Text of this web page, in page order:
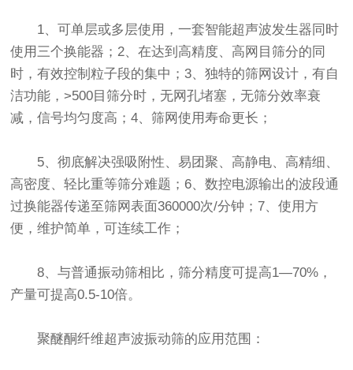
1、可单层或多层使用，一套智能超声波发生器同时
使用三个换能器；2、在达到高精度、高网目筛分的同
时，有效控制粒子段的集中；3、独特的筛网设计，有自
洁功能，>500目筛分时，无网孔堵塞，无筛分效率衰
减，信号均匀度高；4、筛网使用寿命更长；
5、彻底解决强吸附性、易团聚、高静电、高精细、
高密度、轻比重等筛分难题；6、数控电源输出的波段通
过换能器传递至筛网表面360000次/分钟；7、使用方
便，维护简单，可连续工作；
8、与普通振动筛相比，筛分精度可提高1—70%，
产量可提高0.5-10倍。
聚醚酮纤维超声波振动筛的应用范围：